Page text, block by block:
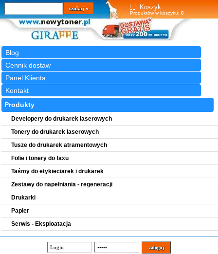
Koszyk
Produktów w koszyku: 0
Blog
Cennik dostaw
Panel Klienta
Kontakt
Wyszukiwarka
szukaj
Produkty
Developery do drukarek laserowych
Tonery do drukarek laserowych
Tusze do drukarek atramentowych
Folie i tonery do faxu
Taśmy do etykieciarek i drukarek
Zestawy do napełniania - regeneracji
Drukarki
Papier
Serwis - Eksploatacja